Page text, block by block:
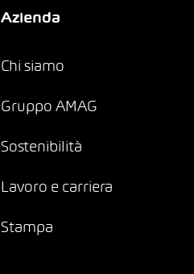
Azienda
Chi siamo
Gruppo AMAG
Sostenibilità
Lavoro e carriera
Stampa